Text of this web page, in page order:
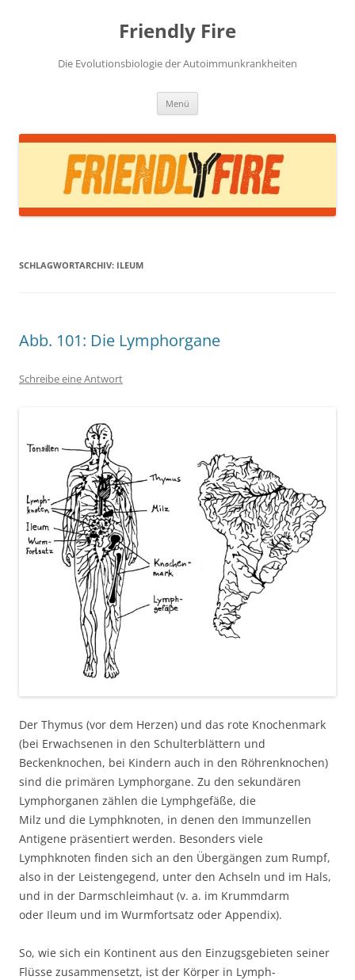
Friendly Fire
Die Evolutionsbiologie der Autoimmunkrankheiten
Menü
SCHLAGWORTARCHIV: ILEUM
Abb. 101: Die Lymphorgane
Schreibe eine Antwort
Der Thymus (vor dem Herzen) und das rote Knochenmark
(bei Erwachsenen in den Schulterblättern und
Beckenknochen, bei Kindern auch in den Röhrenknochen)
sind die primären Lymphorgane. Zu den sekundären
Lymphorganen zählen die Lymphgefäße, die
Milz und die Lymphknoten, in denen den Immunzellen
Antigene präsentiert werden. Besonders viele
Lymphknoten finden sich an den Übergängen zum Rumpf,
also in der Leistengegend, unter den Achseln und im Hals,
und in der Darmschleimhaut (v. a. im Krummdarm
oder Ileum und im Wurmfortsatz oder Appendix).
So, wie sich ein Kontinent aus den Einzugsgebieten seiner
Flüsse zusammensetzt, ist der Körper in Lymph-